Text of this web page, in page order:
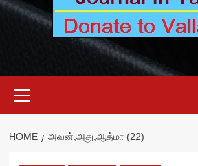
Menu
HOME அவன்,அது,ஆத்மா (22)